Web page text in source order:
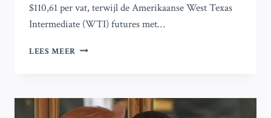
$110,61 per vat, terwijl de Amerikaanse West Texas
Intermediate (WTI) futures met…
LEES MEER OLIEK
AFGELASTING
VAN